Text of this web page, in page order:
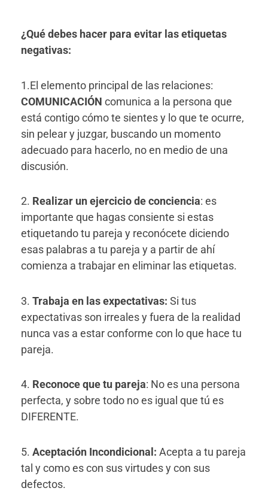
¿Qué debes hacer para evitar las etiquetas
negativas:
1.El elemento principal de las relaciones:
COMUNICACIÓN comunica a la persona que
está contigo cómo te sientes y lo que te ocurre,
sin pelear y juzgar, buscando un momento
adecuado para hacerlo, no en medio de una
discusión.
2. Realizar un ejercicio de conciencia: es
importante que hagas consiente si estas
etiquetando tu pareja y reconócete diciendo
esas palabras a tu pareja y a partir de ahí
comienza a trabajar en eliminar las etiquetas.
3. Trabaja en las expectativas: Si tus
expectativas son irreales y fuera de la realidad
nunca vas a estar conforme con lo que hace tu
pareja.
4. Reconoce que tu pareja: No es una persona
perfecta, y sobre todo no es igual que tú es
DIFERENTE.
5. Aceptación Incondicional: Acepta a tu pareja
tal y como es con sus virtudes y con sus
defectos.